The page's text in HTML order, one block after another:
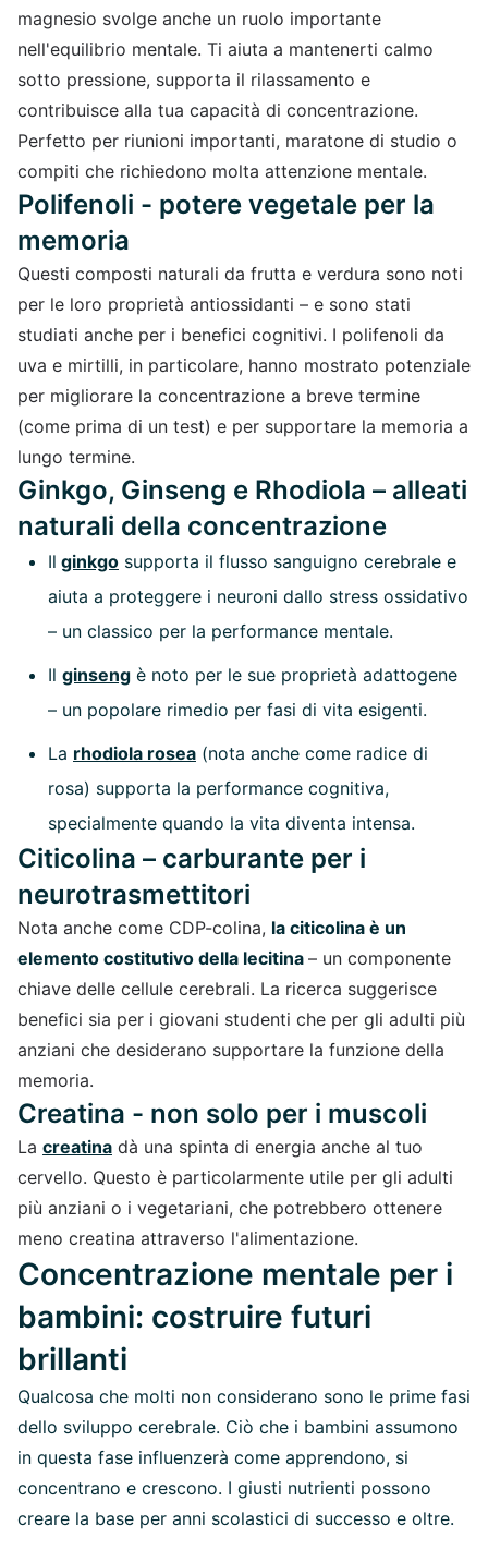
magnesio svolge anche un ruolo importante
nell'equilibrio mentale. Ti aiuta a mantenerti calmo
sotto pressione, supporta il rilassamento e
contribuisce alla tua capacità di concentrazione.
Perfetto per riunioni importanti, maratone di studio o
compiti che richiedono molta attenzione mentale.
Polifenoli - potere vegetale per la
memoria
Questi composti naturali da frutta e verdura sono noti
per le loro proprietà antiossidanti – e sono stati
studiati anche per i benefici cognitivi. I polifenoli da
uva e mirtilli, in particolare, hanno mostrato potenziale
per migliorare la concentrazione a breve termine
(come prima di un test) e per supportare la memoria a
lungo termine.
Ginkgo, Ginseng e Rhodiola – alleati
naturali della concentrazione
Il ginkgo supporta il flusso sanguigno cerebrale e
aiuta a proteggere i neuroni dallo stress ossidativo
– un classico per la performance mentale.
Il ginseng è noto per le sue proprietà adattogene
– un popolare rimedio per fasi di vita esigenti.
La rhodiola rosea (nota anche come radice di
rosa) supporta la performance cognitiva,
specialmente quando la vita diventa intensa.
Citicolina – carburante per i
neurotrasmettitori
Nota anche come CDP-colina, la citicolina è un
elemento costitutivo della lecitina – un componente
chiave delle cellule cerebrali. La ricerca suggerisce
benefici sia per i giovani studenti che per gli adulti più
anziani che desiderano supportare la funzione della
memoria.
Creatina - non solo per i muscoli
La creatina dà una spinta di energia anche al tuo
cervello. Questo è particolarmente utile per gli adulti
più anziani o i vegetariani, che potrebbero ottenere
meno creatina attraverso l'alimentazione.
Concentrazione mentale per i
bambini: costruire futuri
brillanti
Qualcosa che molti non considerano sono le prime fasi
dello sviluppo cerebrale. Ciò che i bambini assumono
in questa fase influenzerà come apprendono, si
concentrano e crescono. I giusti nutrienti possono
creare la base per anni scolastici di successo e oltre.